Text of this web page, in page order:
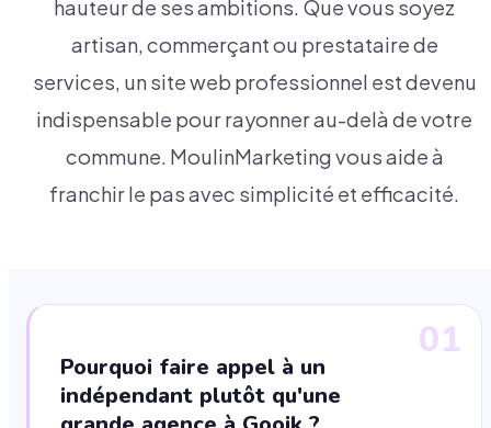
hauteur de ses ambitions. Que vous soyez
artisan, commerçant ou prestataire de
services, un site web professionnel est devenu
indispensable pour rayonner au-delà de votre
commune. MoulinMarketing vous aide à
franchir le pas avec simplicité et efficacité.
01
Pourquoi faire appel à un
indépendant plutôt qu'une